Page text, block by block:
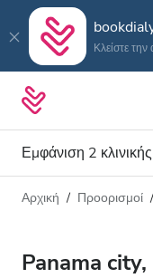
Κλείστε
Εμφάνιση 2
Τύπος
Όλες οι
Απόσταση
Αρχική Προορισμοί
Panama